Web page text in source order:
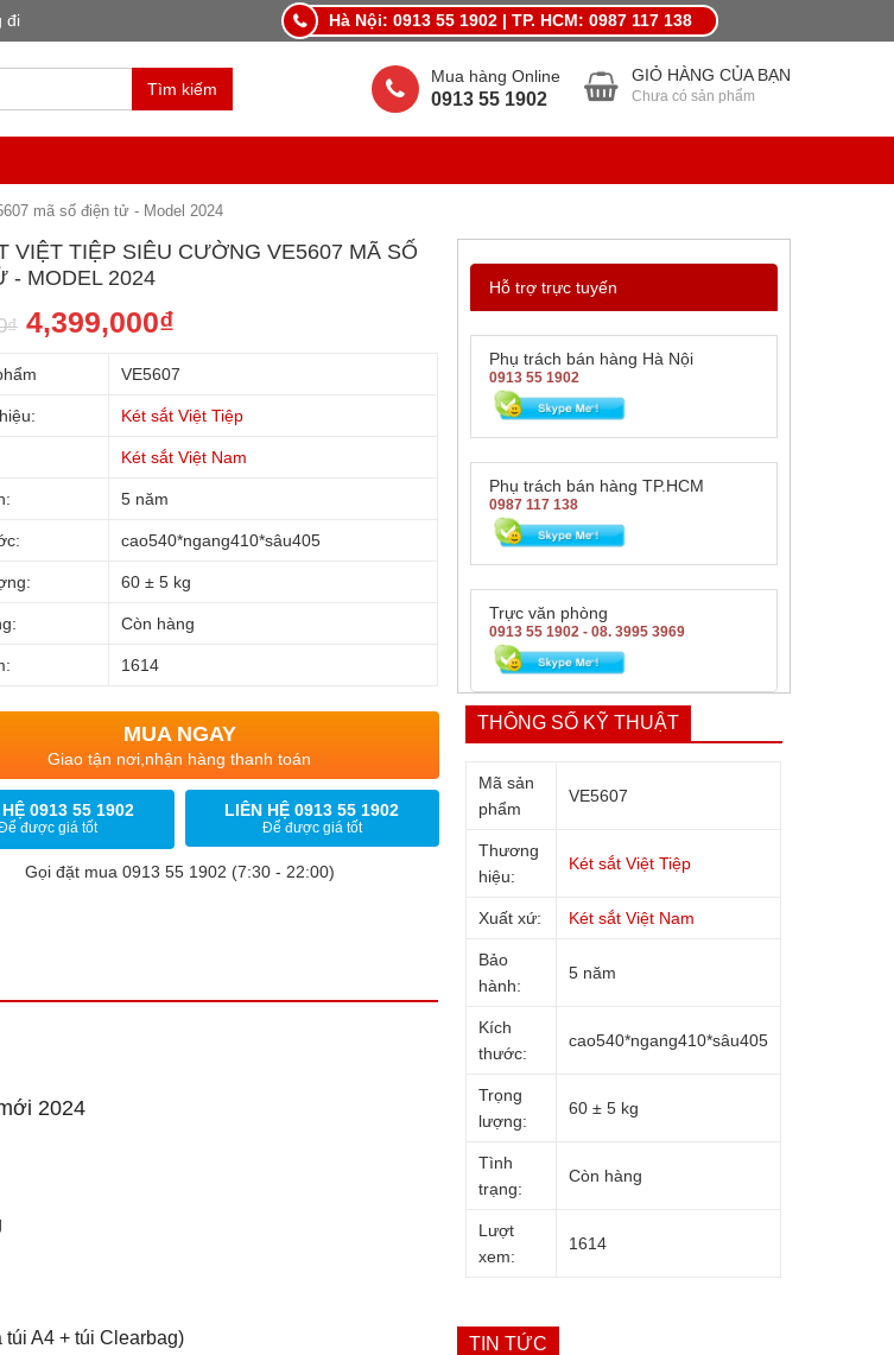
đi
Hà Nội: 0913 55 1902 | TP. HCM: 0987 117 138
Tìm kiếm
GIỎ HÀNG CỦA BẠN
Chưa có sản phẩm
Mua hàng Online
0913 55 1902
mã số điện tử - Model 2024
VIỆT TIỆP SIÊU CƯỜNG VE5607 MÃ SỐ
- MODEL 2024
₫ 4,399,000₫
VE5607
Két sắt Việt Tiệp
Két sắt Việt Nam
5 năm
cao540*ngang410*sâu405
60 ± 5 kg
Còn hàng
1614
MUA NGAY
Giao tận nơi,nhận hàng thanh toán
0913 55 1902
được giá tốt
LIÊN HỆ 0913 55 1902
Để được giá tốt
Gọi đặt mua 0913 55 1902 (7:30 - 22:00)
2024
A4 + túi Clearbag)
Hỗ trợ trực tuyến
Phụ trách bán hàng Hà Nội
0913 55 1902
Phụ trách bán hàng TP.HCM
0987 117 138
Trực văn phòng
0913 55 1902 - 08. 3995 3969
THÔNG SỐ KỸ THUẬT
Mã sản
phẩm
VE5607
Thương
hiệu:
Két sắt Việt Tiệp
Xuất xứ: Két sắt Việt Nam
Bảo
hành:
5 năm
Kích
thước:
cao540*ngang410*sâu405
Trọng
lượng:
60 ± 5 kg
Tình
trạng:
Còn hàng
Lượt
xem:
1614
TIN TỨC